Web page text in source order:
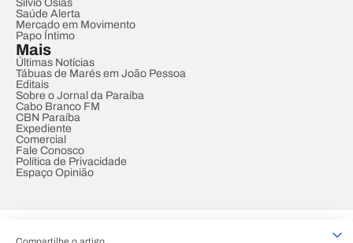
Sílvio Osias
Saúde Alerta
Mercado em Movimento
Papo Íntimo
Mais
Últimas Notícias
Tábuas de Marés em João Pessoa
Editais
Sobre o Jornal da Paraíba
Cabo Branco FM
CBN Paraíba
Expediente
Comercial
Fale Conosco
Política de Privacidade
Espaço Opinião